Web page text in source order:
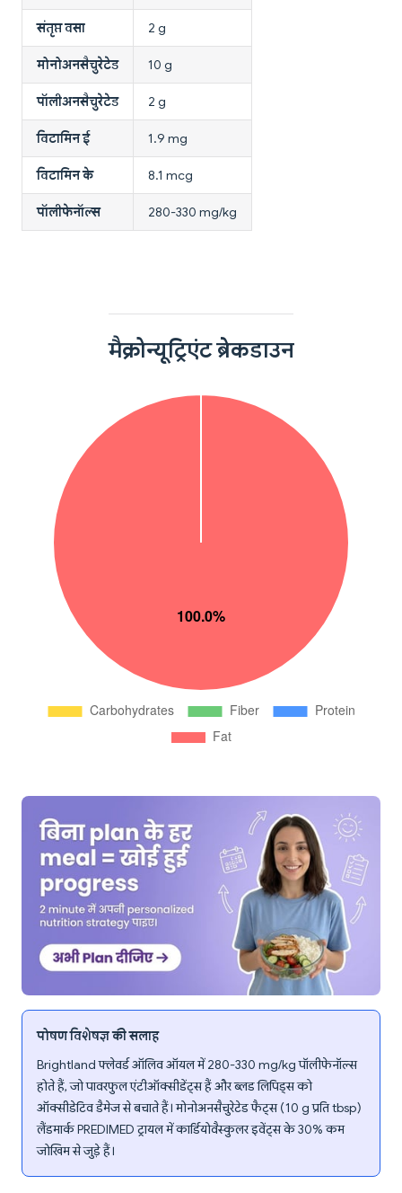
संतृप्त वसा 2 g
मोनोअनसैचुरेटेड 10 g
पॉलीअनसैचुरेटेड 2 g
विटामिन ई 1.9 mg
विटामिन के 8.1 mcg
पॉलीफेनॉल्स 280-330 mg/kg
मैक्रोन्यूट्रिएंट ब्रेकडाउन
पोषण विशेषज्ञ की सलाह
Brightland फ्लेवर्ड ऑलिव ऑयल में 280-330 mg/kg पॉलीफेनॉल्स
होते हैं, जो पावरफुल एंटीऑक्सीडेंट्स हैं और ब्लड लिपिड्स को
ऑक्सीडेटिव डैमेज से बचाते हैं। मोनोअनसैचुरेटेड फैट्स (10 g प्रति tbsp)
लैंडमार्क PREDIMED ट्रायल में कार्डियोवैस्कुलर इवेंट्स के 30% कम
जोखिम से जुड़े हैं।